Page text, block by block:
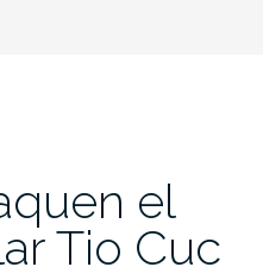
el
Tio Cuc